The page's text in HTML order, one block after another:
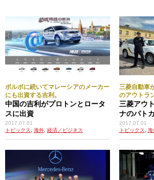
ボルボに続いてマレーシアのメーカー
にも出資する吉利。
中国の吉利がプロトンとロータ
スに出資
2017.07.01
トピックス
海外 経済／ビジネス
三菱自動車
のアウトラ
三菱アウ
ナのパト
2017.07.01
トピックス
海